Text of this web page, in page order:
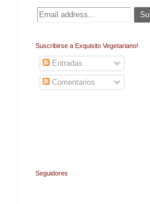
Suscribirse a Exquisito Vegetariano!
Entradas
Comentarios
Seguidores